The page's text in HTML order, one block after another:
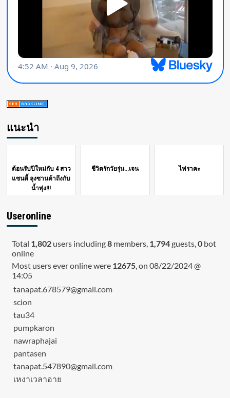
แนะนำ
ต้อนรับปีใหม่กับ 4 สาว
แซนตี้ ลุงซานต้าถึงกับ
น้ำพุ่ง!!!
ชีวิตรักวัยรุ่น...เจน ไฟราคะ
Useronline
Total 1,802users including8members, 1,794guests,0bot
online
Most users ever online were 12675, on 08/22/2024 @
14:05
tanapat.678579@gmail.com
scion
tau34
pumpkaron
nawraphajai
pantasen
tanapat.547890@gmail.com
เหงาเวลาอาย